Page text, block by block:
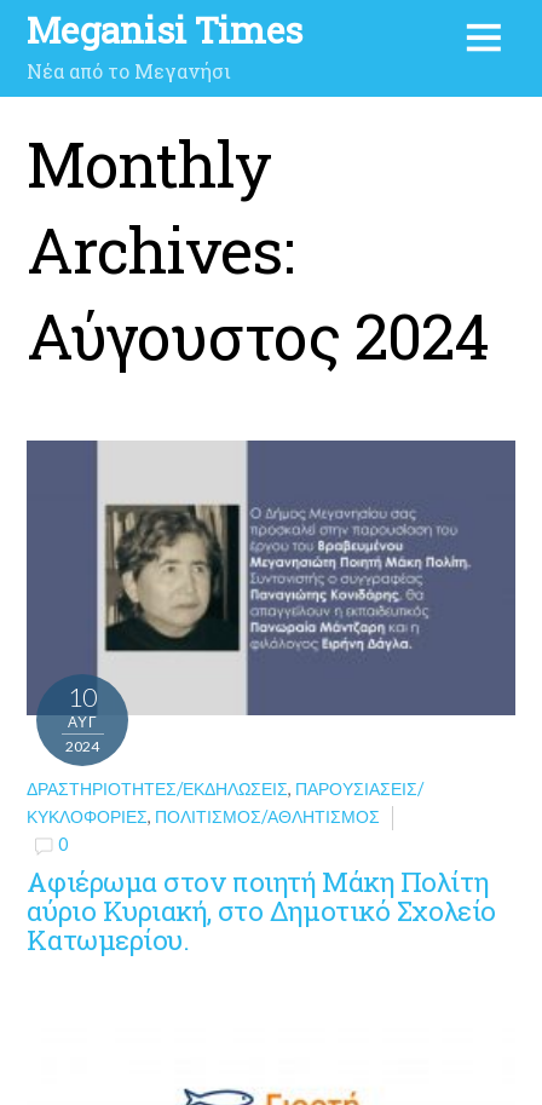
Meganisi Times
Νέα από το Μεγανήσι
Monthly
Archives:
Αύγουστος 2024
10
ΑΥΓ
2024
ΔΡΑΣΤΗΡΙΌΤΗΤΕΣ/ΕΚΔΗΛΏΣΕΙΣ, ΠΑΡΟΥΣΙΆΣΕΙΣ/
ΚΥΚΛΟΦΟΡΊΕΣ, ΠΟΛΙΤΙΣΜΌΣ/ΑΘΛΗΤΙΣΜΌΣ
0
Αφιέρωμα στον ποιητή Μάκη Πολίτη
αύριο Κυριακή, στο Δημοτικό Σχολείο
Κατωμερίου.